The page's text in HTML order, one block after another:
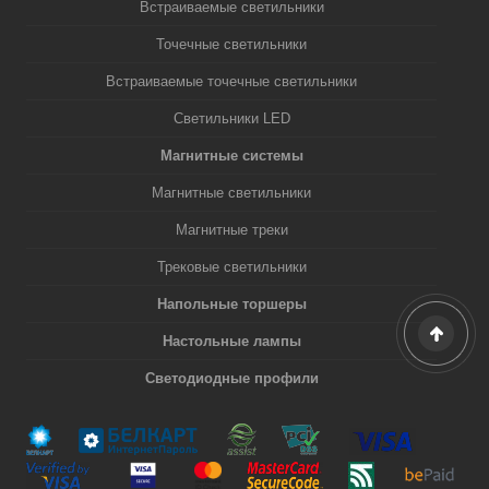
Встраиваемые светильники
Точечные светильники
Встраиваемые точечные светильники
Светильники LED
Магнитные системы
Магнитные светильники
Магнитные треки
Трековые светильники
Напольные торшеры
Настольные лампы
Светодиодные профили